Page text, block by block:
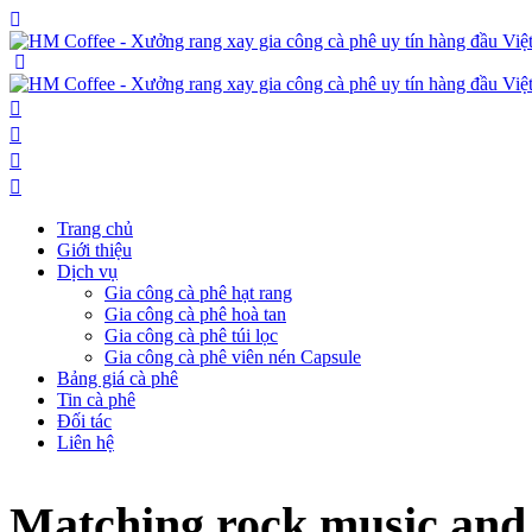
Trang chủ
Giới thiệu
Dịch vụ
Gia công cà phê hạt rang
Gia công cà phê hoà tan
Gia công cà phê túi lọc
Gia công cà phê viên nén Capsule
Bảng giá cà phê
Tin cà phê
Đối tác
Liên hệ